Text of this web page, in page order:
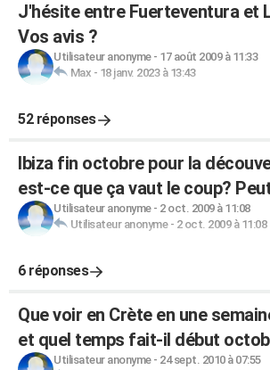
J'hésite entre Fuerteventura et
Vos avis ?
Utilisateur anonyme- 17 août 2009 à 11:33
Max - 18 janv. 2023 à 13:43
52 réponses
Ibiza fin octobre pour la
est-ce que ça vaut le coup?
Utilisateur anonyme- 2 oct. 2009 à 11:08
Utilisateur anonyme- 2 oct. 2009 à 11:08
6 réponses
Que voir en Crète en une
et quel temps fait-il début
Utilisateur anonyme- 24 sept. 2010 à 07:55